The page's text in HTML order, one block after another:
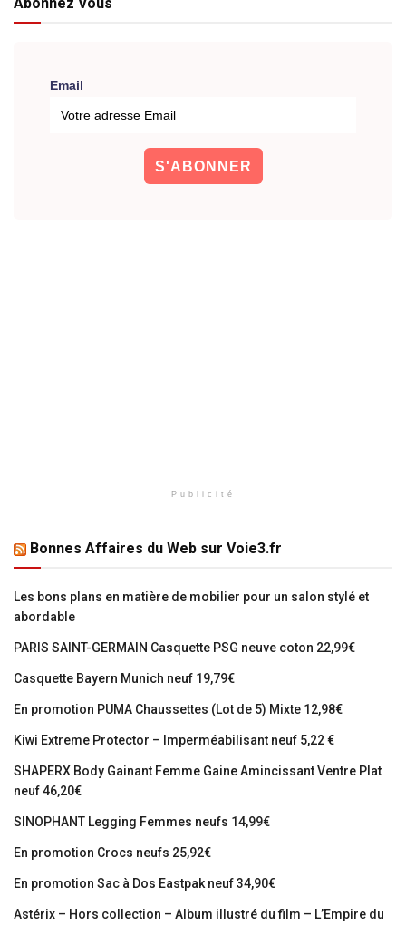
Email
Publicité
Bonnes Affaires du Web sur Voie3.fr
Les bons plans en matière de mobilier pour un salon stylé et
abordable
PARIS SAINT-GERMAIN Casquette PSG neuve coton 22,99€
Casquette Bayern Munich neuf 19,79€
En promotion PUMA Chaussettes (Lot de 5) Mixte 12,98€
Kiwi Extreme Protector – Imperméabilisant neuf 5,22 €
SHAPERX Body Gainant Femme Gaine Amincissant Ventre Plat
neuf 46,20€
SINOPHANT Legging Femmes neufs 14,99€
En promotion Crocs neufs 25,92€
En promotion Sac à Dos Eastpak neuf 34,90€
Astérix – Hors collection – Album illustré du film – L’Empire du